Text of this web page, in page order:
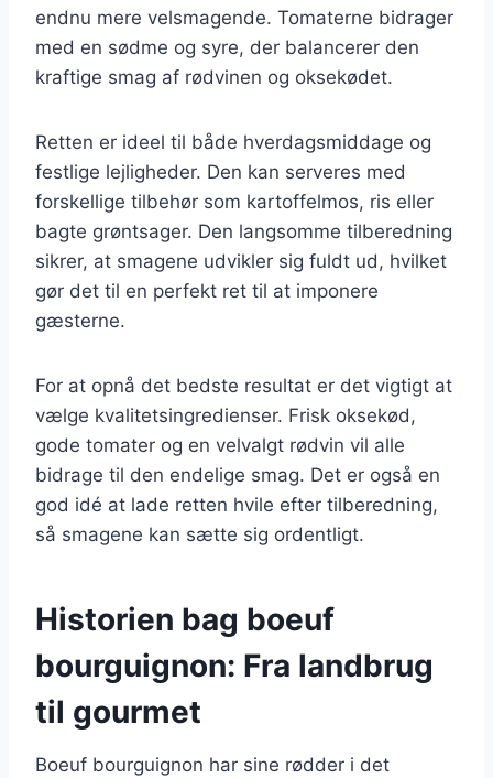
endnu mere velsmagende. Tomaterne bidrager
med en sødme og syre, der balancerer den
kraftige smag af rødvinen og oksekødet.
Retten er ideel til både hverdagsmiddage og
festlige lejligheder. Den kan serveres med
forskellige tilbehør som kartoffelmos, ris eller
bagte grøntsager. Den langsomme tilberedning
sikrer, at smagene udvikler sig fuldt ud, hvilket
gør det til en perfekt ret til at imponere
gæsterne.
For at opnå det bedste resultat er det vigtigt at
vælge kvalitetsingredienser. Frisk oksekød,
gode tomater og en velvalgt rødvin vil alle
bidrage til den endelige smag. Det er også en
god idé at lade retten hvile efter tilberedning,
så smagene kan sætte sig ordentligt.
Historien bag boeuf
bourguignon: Fra landbrug
til gourmet
Boeuf bourguignon har sine rødder i det